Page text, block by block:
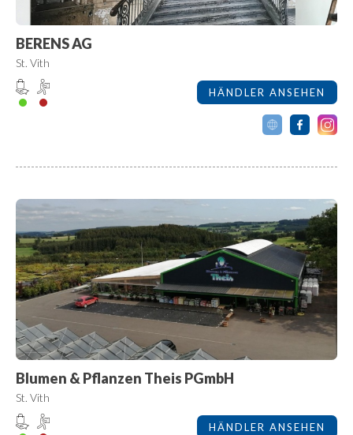
BERENS AG
St. Vith
HÄNDLER ANSEHEN
Blumen & Pflanzen Theis PGmbH
St. Vith
HÄNDLER ANSEHEN